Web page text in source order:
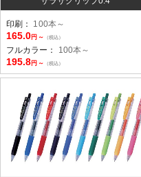
印刷： 100本～
165.0 円～ （税込）
フルカラー： 100本～
195.8 円～ （税込）